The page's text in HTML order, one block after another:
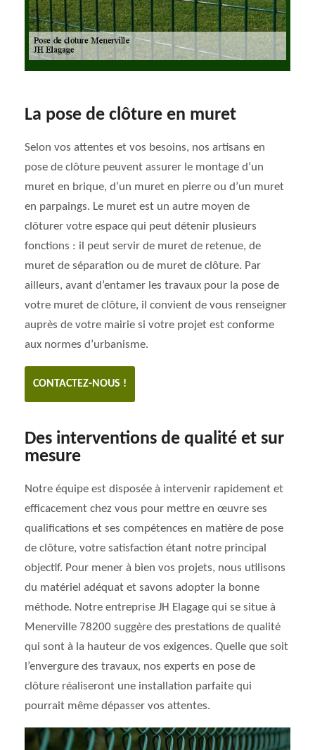
La pose de clôture en muret
Selon vos attentes et vos besoins, nos artisans en
pose de clôture peuvent assurer le montage d’un
muret en brique, d’un muret en pierre ou d’un muret
en parpaings. Le muret est un autre moyen de
clôturer votre espace qui peut détenir plusieurs
fonctions : il peut servir de muret de retenue, de
muret de séparation ou de muret de clôture. Par
ailleurs, avant d’entamer les travaux pour la pose de
votre muret de clôture, il convient de vous renseigner
auprès de votre mairie si votre projet est conforme
aux normes d’urbanisme.
CONTACTEZ-NOUS !
Des interventions de qualité et sur
mesure
Notre équipe est disposée à intervenir rapidement et
efficacement chez vous pour mettre en œuvre ses
qualifications et ses compétences en matière de pose
de clôture, votre satisfaction étant notre principal
objectif. Pour mener à bien vos projets, nous utilisons
du matériel adéquat et savons adopter la bonne
méthode. Notre entreprise JH Elagage qui se situe à
Menerville 78200 suggère des prestations de qualité
qui sont à la hauteur de vos exigences. Quelle que soit
l’envergure des travaux, nos experts en pose de
clôture réaliseront une installation parfaite qui
pourrait même dépasser vos attentes.